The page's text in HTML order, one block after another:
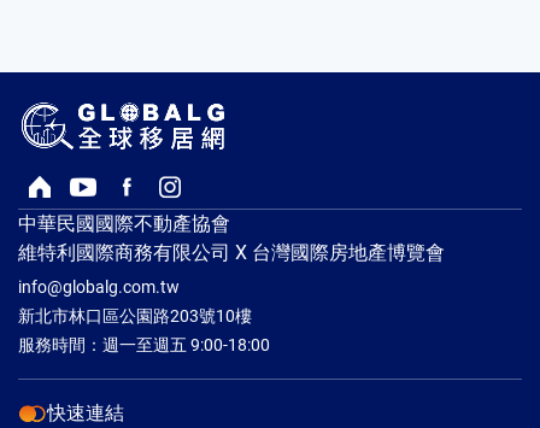
回首頁Youtube頻道
Facebook粉絲專頁
Instagram
中華民國國際不動產協會
維特利國際商務有限公司 X 台灣國際房地產博覽會
info@globalg.com.tw
新北市林口區公園路203號10樓
服務時間：週一至週五 9:00-18:00
快速連結